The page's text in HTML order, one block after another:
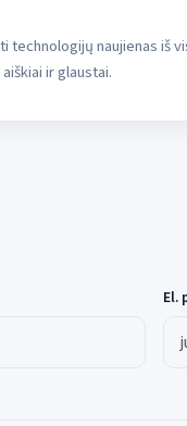
technologijų naujienas iš
ir glaustai.
El.